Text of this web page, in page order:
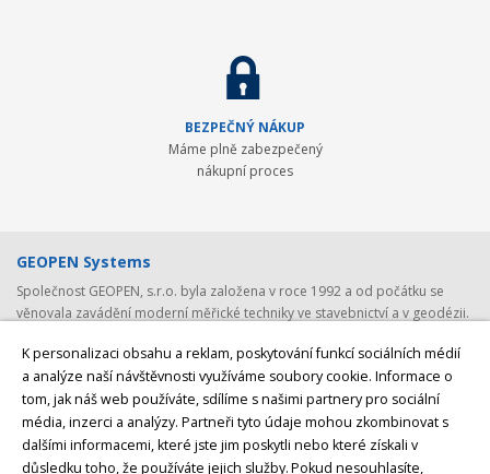
K personalizaci obsahu a reklam, poskytování funkcí sociálních médií
a analýze naší návštěvnosti využíváme soubory cookie. Informace o
tom, jak náš web používáte, sdílíme s našimi partnery pro sociální
média, inzerci a analýzy. Partneři tyto údaje mohou zkombinovat s
dalšími informacemi, které jste jim poskytli nebo které získali v
důsledku toho, že používáte jejich služby.Pokud nesouhlasíte,
BEZPEČNÝ NÁKUP
Máme plně zabezpečený
nákupní proces
GEOPEN Systems
Společnost GEOPEN, s.r.o. byla založena v roce 1992 a od počátku se
věnovala zavádění moderní měřické techniky ve stavebnictví a v geodézii.
přední japonský výrobce (nejen) geodetické techniky. Postupem času byla
nabídka rozšířena o spolehlivá laserová zařízení Laser Alignment a
Mikrofyn. S rozvojem satelitních systémů jsme v roce 2008 navázali
spolupráci se společností Javad GNSS, světovým producentem GNSS
přijímačů a GNSS anténz USA. V posledních letech byly do naší nabídky
přidány ještě lokátory podzemních vedeníCableDetection a speciální